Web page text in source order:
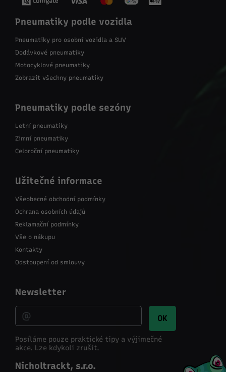
Pneumatiky podle vozidla
Pneumatiky pro osobní vozidla a SUV
Dodávkové pneumatiky
Motocyklové pneumatiky
Zobrazit všechny pneumatiky
Pneumatiky podle sezóny
Letní pneumatiky
Zimní pneumatiky
Celoroční pneumatiky
Užitečné informace
Všeobecné obchodní podmínky
Ochrana osobních údajů
Reklamační podmínky
Vše o nákupu
Kontakty
Odstoupení od smlouvy
Newsletter
OK
Posíláme pouze praktické tipy a výjimečné
akce. Lze kdykoli zrušit.
Nicholtrackt, s.r.o.